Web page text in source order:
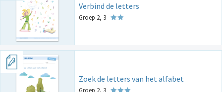
Verbind de letters
Groep 2, 3
Zoek de letters van het alfabet
Groep 2, 3